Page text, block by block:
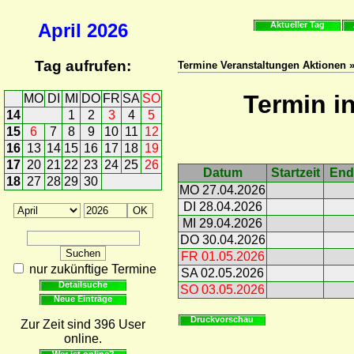
April 2026
Tag aufrufen:
MO DI MI DO FR SA SO
14
1 2 3 4
5
15
6 7 8 9 10 11 12
16 13 14 15 16 17 18 19
17 20 21 22 23 24 25 26
18 27 28 29 30
nur zukünftige Termine
Detailsuche
Neue Einträge
Zur Zeit sind 396 User
online.
Aktueller Tag
Termine Veranstaltungen Aktionen
Termin
Datum Startzeit
MO 27.04.2026
DI 28.04.2026
MI 29.04.2026
DO 30.04.2026
FR 01.05.2026
SA 02.05.2026
SO 03.05.2026
Druckvorschau